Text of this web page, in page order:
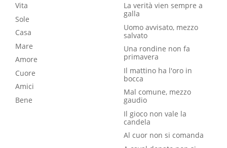
Vita
Sole
Casa
Mare
Amore
Cuore
Amici
Bene
La verità vien sempre a
galla
Uomo avvisato, mezzo
salvato
Una rondine non fa
primavera
Il mattino ha l'oro in
bocca
Mal comune, mezzo
gaudio
Il gioco non vale la
candela
Al cuor non si comanda